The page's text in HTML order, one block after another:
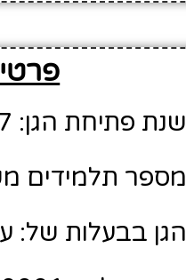
שנת פתיחת הגן: 1997
מספר תלמידים משוער: 18
הגן בבעלות של: